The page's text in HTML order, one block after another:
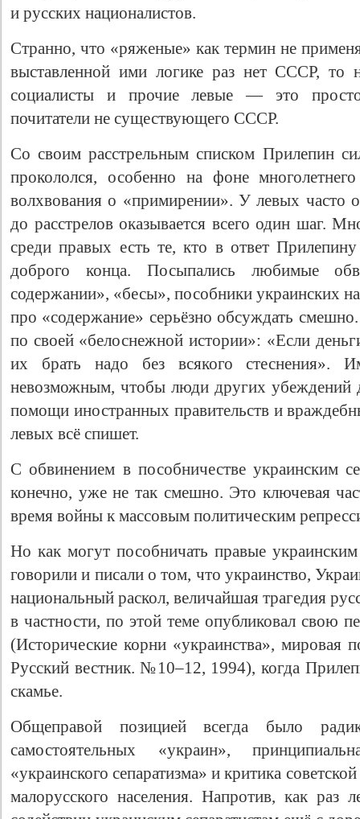
и русских националистов.
Странно, что «ряженые» как термин не
выставленной ими логике раз нет СССР, то
социалисты и прочие левые — это
почитатели не существующего СССР.
Со своим расстрельным списком Прилепин
прокололся, особенно на фоне
волхвования о «примирении». У левых часто
до расстрелов оказывается всего один шаг.
среди правых есть те, кто в ответ
доброго конца. Посыпались любимые
содержании», «бесы», пособники украинских
про «содержание» серьёзно обсуждать
по своей «белоснежной истории»: «Если
их брать надо без всякого стеснения».
невозможным, чтобы люди других убеждений
помощи иностранных правительств и
левых всё спишет.
С обвинением в пособничестве украинским
конечно, уже не так смешно. Это ключевая
время войны к массовым политическим
Но как могут пособничать правые украинским
говорили и писали о том, что украинство,
национальный раскол, величайшая трагедия
в частности, по этой теме опубликовал свою
(Исторические корни «украинства», мировая
Русский вестник. №10–12, 1994), когда
скамье.
Общеправой позицией всегда было
самостоятельных «украин»,
«украинского сепаратизма» и критика
малорусского населения. Напротив, как раз